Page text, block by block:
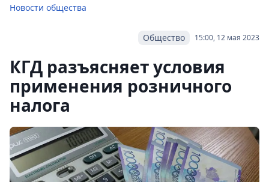
Новости общества
15:00, 12 мая 2023
Общество
КГД разъясняет условия
применения розничного
налога